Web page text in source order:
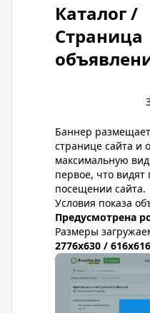
Каталог /
Страница
Баннер
странице сайта и
максимальную
первое, что видят
посещении сайта.
Условия показа
Предусмотрена
Размеры
2776x630 /